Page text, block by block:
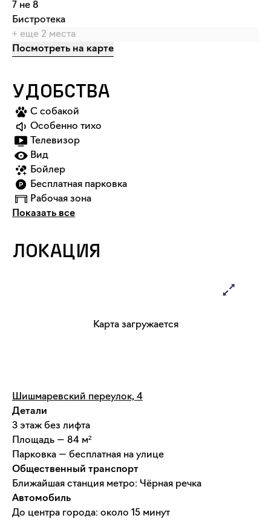
7 не 8
Бистротека
+ еще 2 места
Посмотреть на карте
УДОБСТВА
С собакой
Особенно тихо
Телевизор
Вид
Бойлер
Бесплатная парковка
Рабочая зона
Показать все
ЛОКАЦИЯ
Карта загружается
Шишмаревский переулок, 4
Детали
3 этаж без лифта
Площадь — 84 м²
Парковка — бесплатная на улице
Общественный транспорт
Ближайшая станция метро: Чёрная речка
Автомобиль
До центра города: около 15 минут